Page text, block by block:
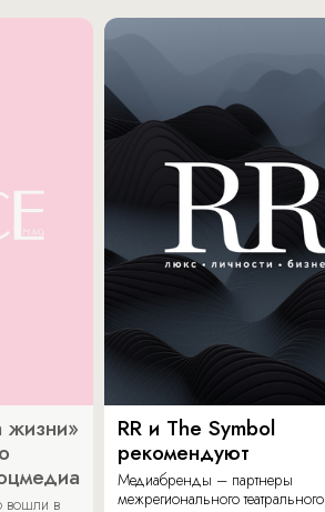
жизни»
вошли в
RR и The Symbol
рекомендуют
Медиабренды – партнеры
межрегионального театрального